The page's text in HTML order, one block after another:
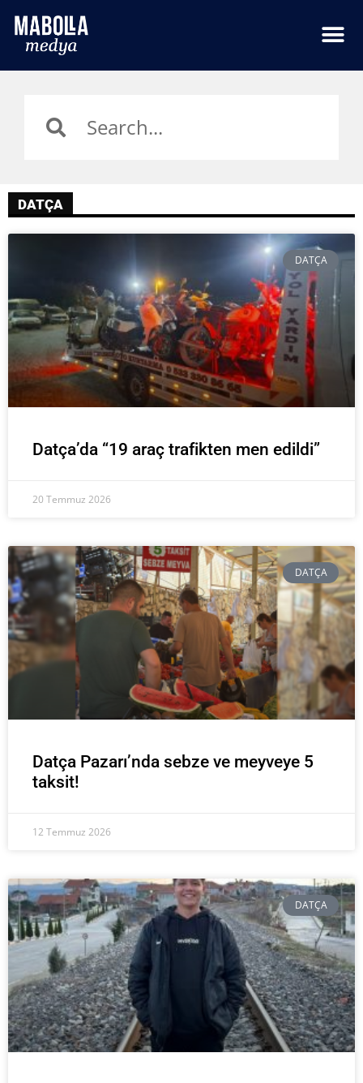
DATÇA
DATÇA
Datça’da “19 araç trafikten men edildi”
20 Temmuz 2026
DATÇA
Datça Pazarı’nda sebze ve meyveye 5
taksit!
12 Temmuz 2026
DATÇA